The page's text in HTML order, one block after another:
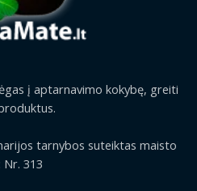
į aptarnavimo kokybę, greiti
tarnybos suteiktas maisto
313